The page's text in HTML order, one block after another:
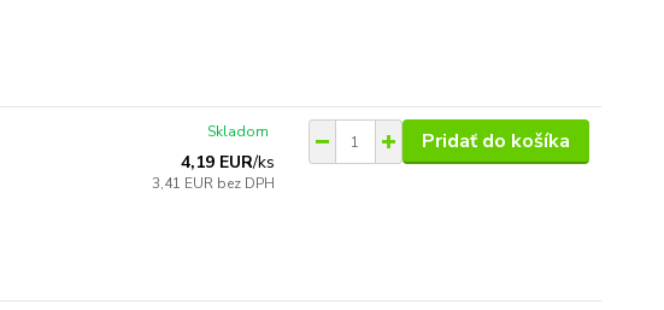
4,19 EUR/ks
3,41 EUR bez DPH
Skladom Pridať do košíka